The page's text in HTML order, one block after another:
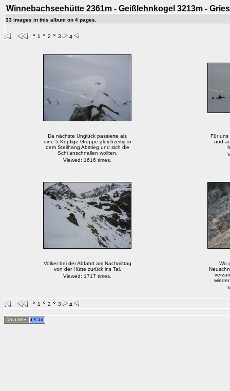
Winnebachseehütte 2361m - Geißlehnkogel 3213m -
33 images in this album on 4 pages.
1 2 3 4
Da nächste Unglück passierte als
eine 5-Köpfige Gruppe gleichzeitig in
dem Steilhang Abstieg und sich die
Schi anschnallen wollten.
Viewed: 1616 times.
Für uns
und
Volker bei der Abfahrt am Nachmittag
von der Hütte zurück ins Tal.
Viewed: 1717 times.
Wo
1 2 3 4